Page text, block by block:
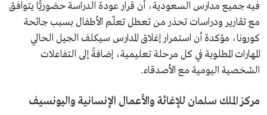
فيه جميع مدارس السعودية، أن قرار عودة الدراسة حضوريًّا يتوافق
مع تقارير ودراسات تحذر من تعطل تعلّم الأطفال بسبب جائحة
كورونا، مؤكدة أن استمرار إغلاق المدارس سيكلف الجيل الحالي
المهارات المطلوبة في كل مرحلة تعليمية، إضافةً إلى التفاعلات
الشخصية اليومية مع الأصدقاء.
مركز الملك سلمان للإغاثة والأعمال الإنسانية واليونسيف